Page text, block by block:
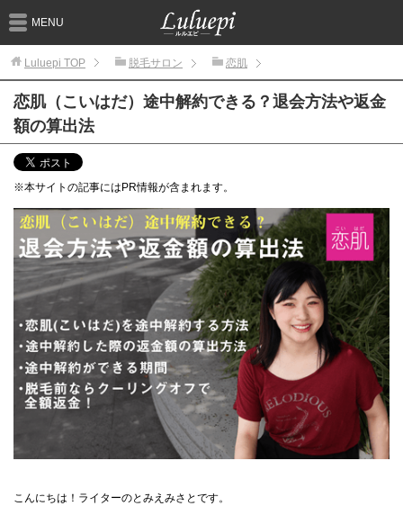
MENU
Luluepi TOP 脱毛サロン 恋肌
恋肌（こいはだ）途中解約できる？退会方法や返金
額の算出法
※本サイトの記事にはPR情報が含まれます。
こんにちは！ライターのとみえみさとです。